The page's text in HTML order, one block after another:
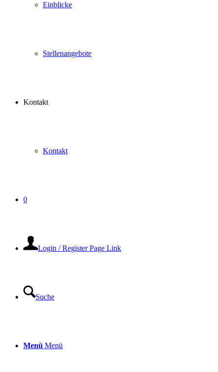
Einblicke
Stellenangebote
Kontakt
Kontakt
0
Login / Register Page Link
Suche
Menü Menü